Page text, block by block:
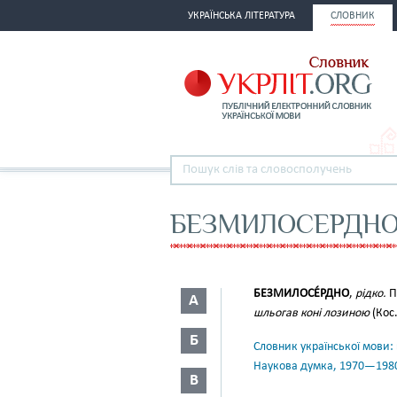
УКРАЇНСЬКА ЛІТЕРАТУРА СЛОВНИК
А
Б
В
БЕЗМИЛОСЕ́РДНО, рідко.
шльогав коні лозиною
Словник української
Наукова думка,